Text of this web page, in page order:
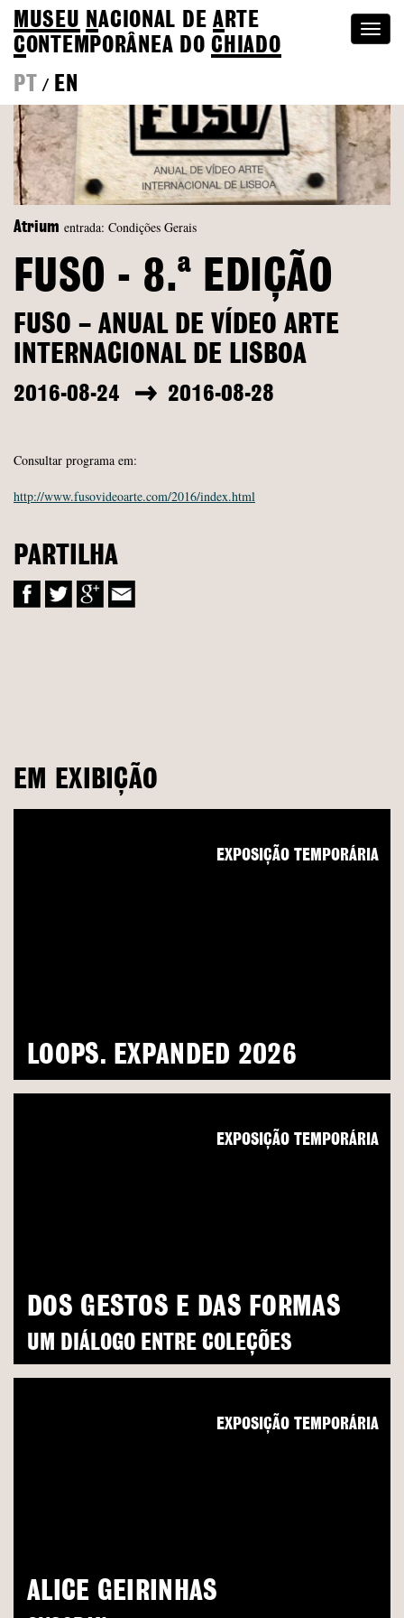
MUSEU NACIONAL DEA RTE
CONTEMPORÂNEA DOCHIADO
PT
/ EN
Atrium entrada: Condições Gerais
FUSO - 8.ª EDIÇÃO
FUSO – ANUAL DE VÍDEO ARTE
INTERNACIONAL DE LISBOA
2016-08-24 2016-08-28
Consultar programa em:
http://www.fusovideoarte.com/2016/index.html
PARTILHA
EM EXIBIÇÃO
LOOPS. EXPANDED 2026
EXPOSIÇÃO TEMPORÁRIA
DOS GESTOS E DAS FORMAS
UM DIÁLOGO ENTRE COLEÇÕES
EXPOSIÇÃO TEMPORÁRIA
ALICE GEIRINHAS
EXPOSIÇÃO TEMPORÁRIA